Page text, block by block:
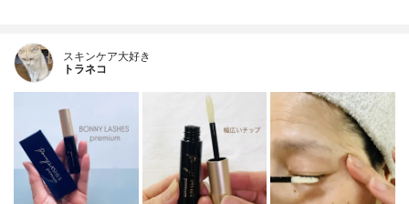
スキンケア大好き
トラネコ